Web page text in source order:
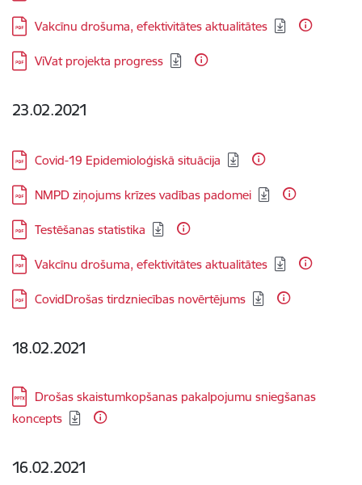
Lejupielādēt:
Vakcīnu drošuma, efektivitātes aktualitātes
Lejupielādēt:
ViVat projekta progress
23.02.2021
Lejupielādēt:
Covid-19 Epidemioloģiskā situācija
Lejupielādēt:
NMPD ziņojums krīzes vadības padomei
Lejupielādēt:
Testēšanas statistika
Lejupielādēt:
Vakcīnu drošuma, efektivitātes aktualitātes
Lejupielādēt:
CovidDrošas tirdzniecības novērtējums
18.02.2021
Lejupielādēt:
Drošas skaistumkopšanas pakalpojumu sniegšanas
koncepts
16.02.2021